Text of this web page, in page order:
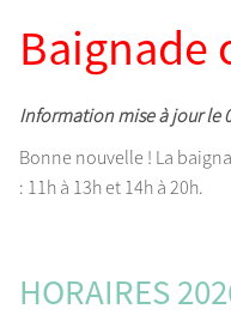
Baignade
Information mise à jour le
Bonne nouvelle ! La
: 11h à 13h et 14h à 20h.
HORAIRES